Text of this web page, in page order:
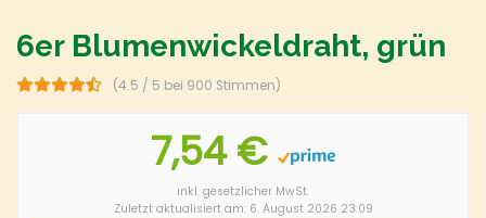
6er Blumenwickeldraht, grün
(4.5 / 5 bei 900 Stimmen)
7,54 €
inkl. gesetzlicher MwSt.
Zuletzt aktualisiert am: 6. August 2026 23:09